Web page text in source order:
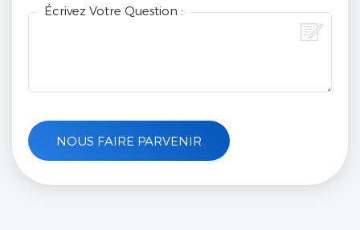
Écrivez Votre Question :